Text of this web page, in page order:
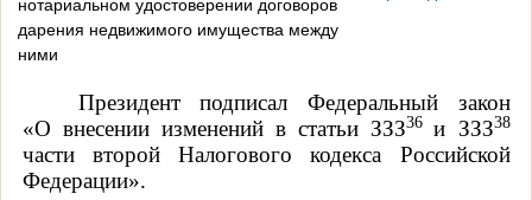
нотариальном удостоверении договоров
дарения недвижимого имущества между
ними
Президент подписал Федеральный закон
«О внесении изменений в статьи ЗЗЗ36и ЗЗЗ38
части второй Налогового кодекса Российской
Федерации».